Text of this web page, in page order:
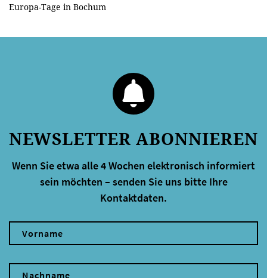
Europa-Tage in Bochum
NEWSLETTER ABONNIEREN
Wenn Sie etwa alle 4 Wochen elektronisch informiert
sein möchten – senden Sie uns bitte Ihre
Kontaktdaten.